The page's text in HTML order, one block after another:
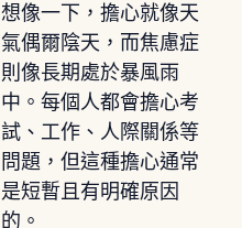
想像一下，擔心就像天
氣偶爾陰天，而焦慮症
則像長期處於暴風雨
中。每個人都會擔心考
試、工作、人際關係等
問題，但這種擔心通常
是短暫且有明確原因
的。